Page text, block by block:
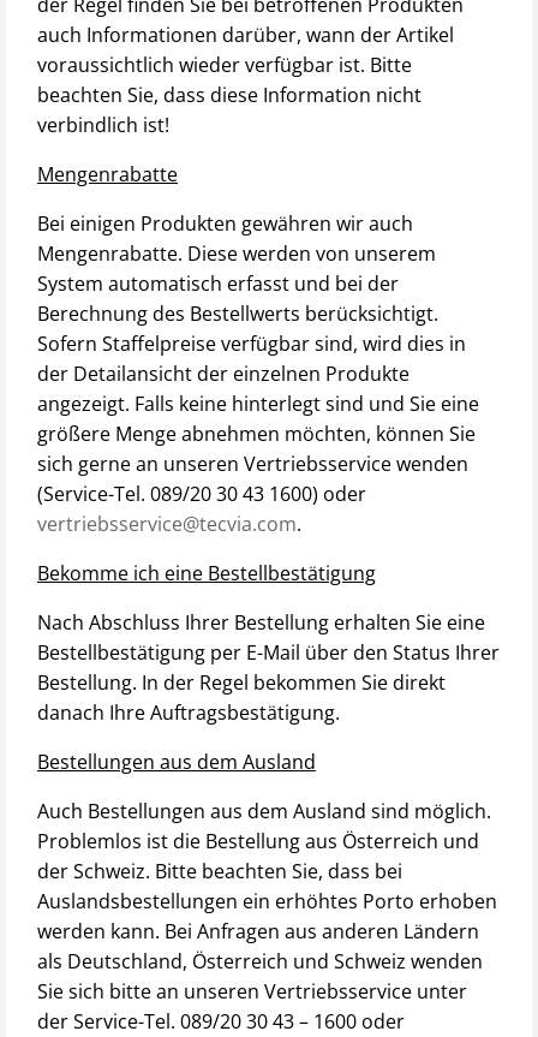
der Regel finden Sie bei betroffenen Produkten
auch Informationen darüber, wann der Artikel
voraussichtlich wieder verfügbar ist. Bitte
beachten Sie, dass diese Information nicht
verbindlich ist!
Mengenrabatte
Bei einigen Produkten gewähren wir auch
Mengenrabatte. Diese werden von unserem
System automatisch erfasst und bei der
Berechnung des Bestellwerts berücksichtigt.
Sofern Staffelpreise verfügbar sind, wird dies in
der Detailansicht der einzelnen Produkte
angezeigt. Falls keine hinterlegt sind und Sie eine
größere Menge abnehmen möchten, können Sie
sich gerne an unseren Vertriebsservice wenden
(Service-Tel. 089/20 30 43 1600) oder
vertriebsservice@tecvia.com.
Bekomme ich eine Bestellbestätigung
Nach Abschluss Ihrer Bestellung erhalten Sie eine
Bestellbestätigung per E-Mail über den Status Ihrer
Bestellung. In der Regel bekommen Sie direkt
danach Ihre Auftragsbestätigung.
Bestellungen aus dem Ausland
Auch Bestellungen aus dem Ausland sind möglich.
Problemlos ist die Bestellung aus Österreich und
der Schweiz. Bitte beachten Sie, dass bei
Auslandsbestellungen ein erhöhtes Porto erhoben
werden kann. Bei Anfragen aus anderen Ländern
als Deutschland, Österreich und Schweiz wenden
Sie sich bitte an unseren Vertriebsservice unter
der Service-Tel. 089/20 30 43 – 1600 oder